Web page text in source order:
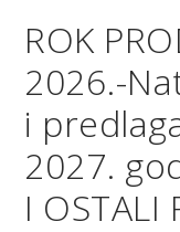
ROK
2026.-
i
2027.
I OSTALI